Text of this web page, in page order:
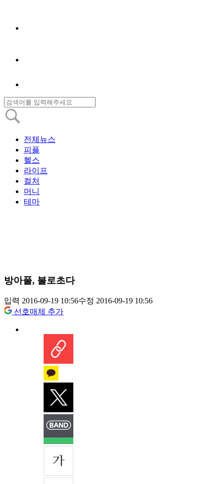
전체뉴스
피플
헬스
라이프
컬처
머니
테마
방아풀, 불로초다
입력 2016-09-19 10:56수정 2016-09-19 10:56
선호매체 추가